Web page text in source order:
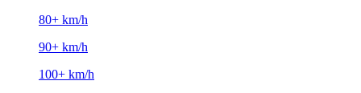
80+ km/h
90+ km/h
100+ km/h